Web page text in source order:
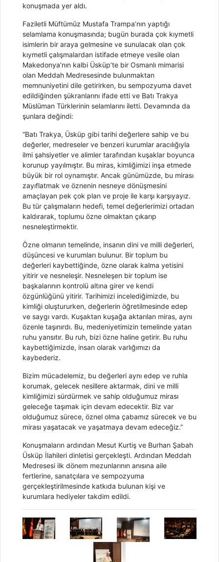
konuşmada yer aldı.
Faziletli Müftümüz Mustafa Trampa’nın yaptığı
selamlama konuşmasında; bugün burada çok kıymetli
isimlerin bir araya gelmesine ve sunulacak olan çok
kıymetli çalışmalardan istifade etmeye vesile olan
Makedonya’nın kalbi Üsküp’te bir Osmanlı mimarisi
olan Meddah Medresesinde bulunmaktan
memnuniyetini dile getirirken, bu sempozyuma davet
edildiğinden şükranlarını ifade etti ve Batı Trakya
Müslüman Türklerinin selamlarını iletti. Devamında da
şunlara değindi:
“Batı Trakya, Üsküp gibi tarihi değerlere sahip ve bu
değerler, medreseler ve benzeri kurumlar aracılığıyla
ilmi şahsiyetler ve alimler tarafından kuşaklar boyunca
korunup yayılmıştır. Bu miras, kimliğimizi inşa etmede
büyük bir rol oynamıştır. Ancak günümüzde, bu mirası
zayıflatmak ve öznenin nesneye dönüşmesini
amaçlayan pek çok plan ve proje ile karşı karşıyayız.
Bu tür çalışmaların hedefi, temel değerlerimizi ortadan
kaldırarak, toplumu özne olmaktan çıkarıp
nesneleştirmektir.
Özne olmanın temelinde, insanın dini ve milli değerleri,
düşüncesi ve kurumları bulunur. Bir toplum bu
değerleri kaybettiğinde, özne olarak kalma yetisini
yitirir ve nesneleşir. Nesneleşen bir toplum ise
başkalarının kontrolü altına girer ve kendi
özgünlüğünü yitirir. Tarihimizi incelediğimizde, bu
kimliği oluştururken, değerlerin öğretilmesinde edep
ve saygı vardı. Kuşaktan kuşağa aktarılan miras, aynı
özenle taşınırdı. Bu, medeniyetimizin temelinde yatan
ruhu yansıtır. Bu ruh, bizi özne haline getirir. Bu ruhu
kaybettiğimizde, insan olarak varlığımızı da
kaybederiz.
Bizim mücadelemiz, bu değerleri aynı edep ve ruhla
korumak, gelecek nesillere aktarmak, dini ve milli
kimliğimizi sürdürmek ve sahip olduğumuz mirası
geleceğe taşımak için devam edecektir. Biz var
olduğumuz sürece, öznel olma çabamız sürecek ve bu
mirası yaşatacak ve yaşatmaya devam edeceğiz.”
Konuşmaların ardından Mesut Kurtiş ve Burhan Şabah
Üsküp İlahileri dinletisi gerçekleşti. Ardından Meddah
Medresesi ilk dönem mezunlarının anısına aile
fertlerine, sanatçılara ve sempozyuma
gerçekleştirilmesinde katkıda bulunan kişi ve
kurumlara hediyeler takdim edildi.